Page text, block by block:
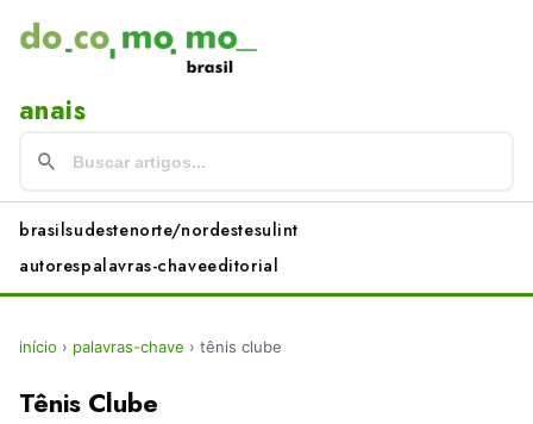
anais
brasilsudestenorte/nordestesulint
autorespalavras-chaveeditorial
início › palavras-chave › tênis clube
Tênis Clube